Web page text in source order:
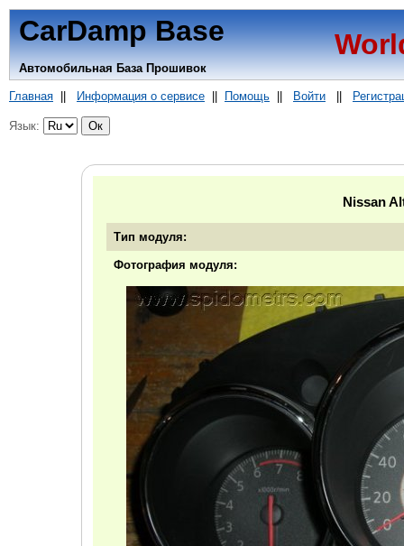
CarDamp Base
Автомобильная База Прошивок
Главная|| Информация о сервисе|| Помощь|| Войти||
Язык:
Nissan
Тип модуля:
Фотография модуля: